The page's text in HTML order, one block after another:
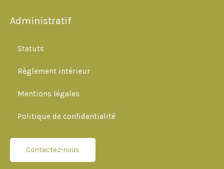
Administratif
Statuts
Règlement intérieur
Mentions légales
Politique de confidentialité
Contactez-nous